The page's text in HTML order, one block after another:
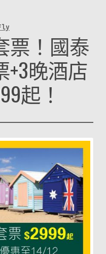
票！國泰
+3晚酒店
起！